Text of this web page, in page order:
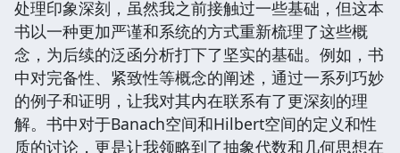
处理印象深刻，虽然我之前接触过一些基础，但这本
书以一种更加严谨和系统的方式重新梳理了这些概
念，为后续的泛函分析打下了坚实的基础。例如，书
中对完备性、紧致性等概念的阐述，通过一系列巧妙
的例子和证明，让我对其内在联系有了更深刻的理
解。书中对于Banach空间和Hilbert空间的定义和性
质的讨论，更是让我领略到了抽象代数和几何思想在